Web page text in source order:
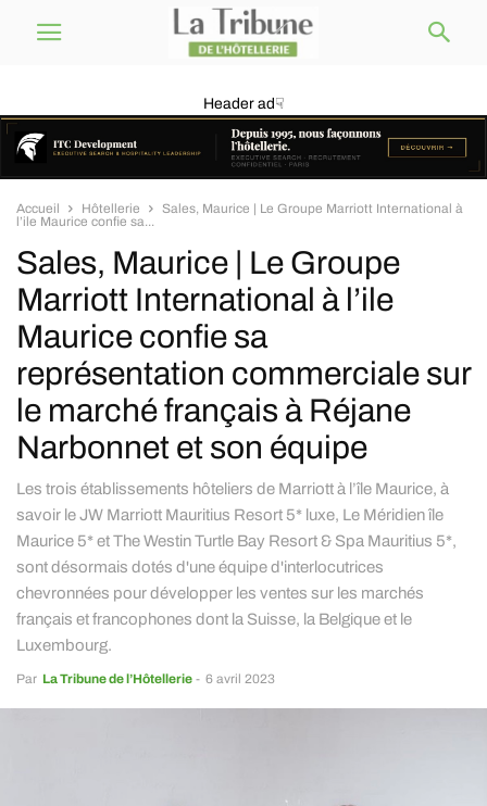
Header ad☟
Accueil Hôtellerie
Sales, Maurice | Le Groupe Marriott International à
l’ile Maurice confie sa...
Sales, Maurice | Le Groupe
Marriott International à l’ile
Maurice confie sa
représentation commerciale sur
le marché français à Réjane
Narbonnet et son équipe
Les trois établissements hôteliers de Marriott à l’île Maurice, à
savoir le JW Marriott Mauritius Resort 5* luxe, Le Méridien île
Maurice 5* et The Westin Turtle Bay Resort & Spa Mauritius 5*,
sont désormais dotés d'une équipe d'interlocutrices
chevronnées pour développer les ventes sur les marchés
français et francophones dont la Suisse, la Belgique et le
Luxembourg.
Par La Tribune de l’Hôtellerie - 6 avril 2023